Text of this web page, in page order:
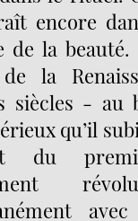
encore
la
la
siècles - au
qu’il
du